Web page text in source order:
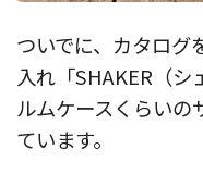
ついでに、カタログ
入れ「SHAKER（シ
ルムケースくらいの
ています。